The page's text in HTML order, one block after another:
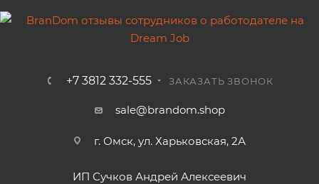
+7 3812 332-555 ЗАКАЗАТЬ ЗВОНОК
sale@brandom.shop
г. Омск, ул. Харьковская, 2А
ИП Сучков Андрей Алексеевич